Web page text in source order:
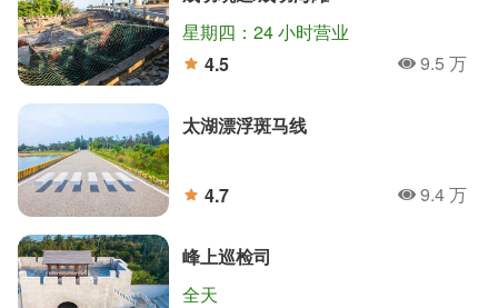
星期四：24 小时营业
4.5
人氣9.5 万
太湖漂浮斑马线
4.7
人氣9.4 万
峰上巡检司
全天